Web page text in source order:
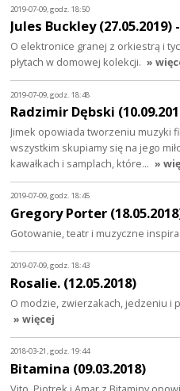
2019-07-09, godz. 18:50
Jules Buckley
O elektronice granej z orkiestrą i
płytach w domowej kolekcji. »
2019-07-09, godz. 18:48
Radzimir Dębski
Jimek opowiada tworzeniu muzyki
wszystkim skupiamy się na jego
kawałkach i samplach, które… »
2019-07-09, godz. 18:45
Gregory Porter
Gotowanie, teatr i muzyczne
2019-07-09, godz. 18:43
Rosalie. (12.05.2018)
O modzie, zwierzakach, jedzeniu i
» więcej
2018-03-21, godz. 19:44
Bitamina (09.03.2018)